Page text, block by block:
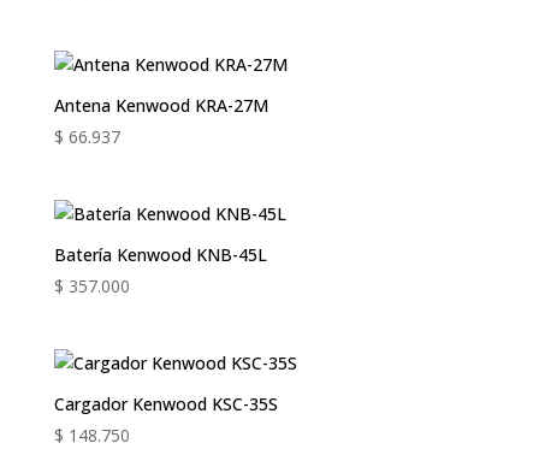
Antena Kenwood KRA-27M
$ 66.937
Batería Kenwood KNB-45L
$ 357.000
Cargador Kenwood KSC-35S
$ 148.750